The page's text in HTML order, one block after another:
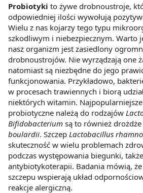
Probiotyki to żywe drobnoustroje,
odpowiedniej ilości wywołują
Wielu z nas kojarzy tego typu
szkodliwym i niebezpiecznym. Warto
nasz organizm jest zasiedlony
drobnoustrojów. Nie wyrządzają one
natomiast są niezbędne do jego
funkcjonowania. Przykładowo,
w procesach trawiennych i biorą
niektórych witamin.
probiotyczne należą do rodzajów
Bifidobacterium są to również drożdże
boulardii. Szczep Lactobacillus
skuteczność w wielu problemach
podczas występowania biegunki,
antybiotykoterapii. Badania mówią,
szczepu wspierają układ
reakcje alergiczną.